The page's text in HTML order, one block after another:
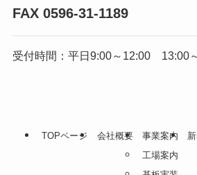
FAX 0596-31-1189
受付時間：平日9:00～12:00 13:00
TOPページ 会社概要
事業案内
工場案内